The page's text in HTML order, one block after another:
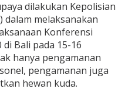
dilakukan Kepolisian
dalam melaksanakan
Konferensi
Bali pada 15-16
hanya pengamanan
pengamanan juga
hewan kuda.